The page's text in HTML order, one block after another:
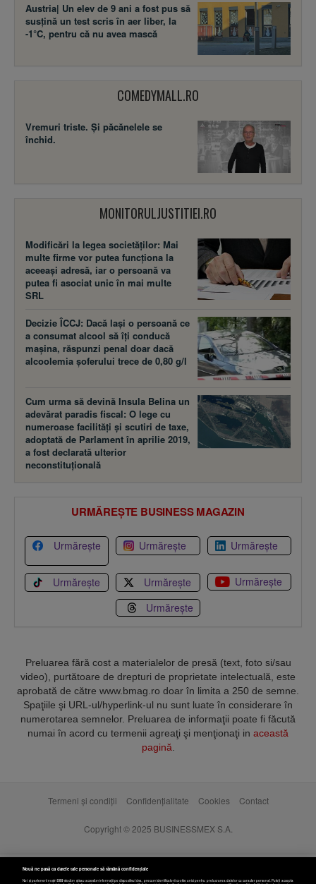
Austria| Un elev de 9 ani a fost pus să
susţină un test scris în aer liber, la
-1°C, pentru că nu avea mască
COMEDYMALL.RO
Vremuri triste. Şi păcănelele se
închid.
MONITORULJUSTITIEI.RO
Modificări la legea societăţilor: Mai
multe firme vor putea funcţiona la
aceeaşi adresă, iar o persoană va
putea fi asociat unic în mai multe
SRL
Decizie ÎCCJ: Dacă laşi o persoană ce
a consumat alcool să îţi conducă
maşina, răspunzi penal doar dacă
alcoolemia şoferului trece de 0,80 g/l
Cum urma să devină Insula Belina un
adevărat paradis fiscal: O lege cu
numeroase facilităţi şi scutiri de taxe,
adoptată de Parlament în aprilie 2019,
a fost declarată ulterior
neconstituţională
URMĂREȘTE BUSINESS MAGAZIN
Urmărește Urmărește Urmărește
Urmărește Urmărește
Urmărește
Urmărește
Preluarea fără cost a materialelor de presă (text, foto si/sau
video), purtătoare de drepturi de proprietate intelectuală, este
aprobată de către www.bmag.ro doar în limita a 250 de semne.
Spaţiile şi URL-ul/hyperlink-ul nu sunt luate în considerare în
numerotarea semnelor. Preluarea de informaţii poate fi făcută
numai în acord cu termenii agreaţi şi menţionaţi in această
pagină
Termeni și condiții Confidențialitate Cookies Contact
Copyright © 2025 BUSINESSMEX S.A.
Nouă ne pasă ca datele tale personale să rămână confidențiale
Noi și partenerii noștri589stocăm și/sau accesăm informații pe dispozitivul dvs., precum identificatorii cookie unici pentru prelucrarea datelor cu caracter personal. Puteți accepta